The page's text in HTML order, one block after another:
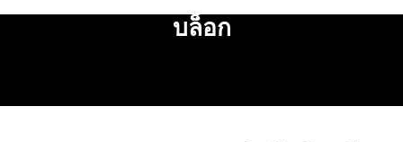
บล็อก